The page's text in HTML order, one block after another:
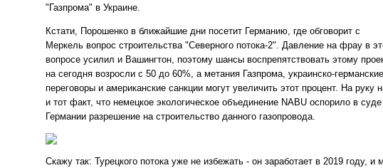
"Газпрома" в Украине.
Кстати, Порошенко в ближайшие дни посетит Германию, где обговорит с
Меркель вопрос строительства "Северного потока-2". Давление на фрау в
вопросе усилил и Вашингтон, поэтому шансы воспрепятствовать этому
на сегодня возросли с 50 до 60%, а метания Газпрома, украинско-германские
переговоры и американские санкции могут увеличить этот процент. На руку
и тот факт, что немецкое экологическое объединение NABU оспорило в суде
Германии разрешение на строительство данного газопровода.
Скажу так: Турецкого потока уже не избежать - он заработает в 2019 году, и